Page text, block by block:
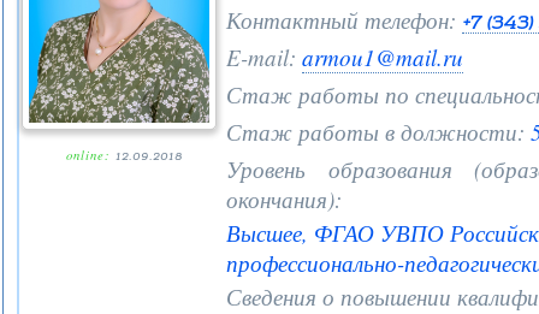
online: 12.09.2018
Контактный телефон: +7
E-mail: armou1@mail.ru
Стаж работы по
Стаж работы в должности:
Уровень образования
окончания):
Высшее, ФГАО УВПО
профессионально-
Сведения о повышении